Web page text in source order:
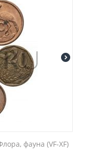
фауна (VF-XF)